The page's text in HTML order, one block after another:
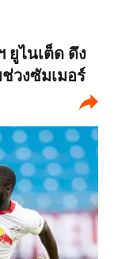
ยูไนเต็ด ดึง
วงซัมเมอร์